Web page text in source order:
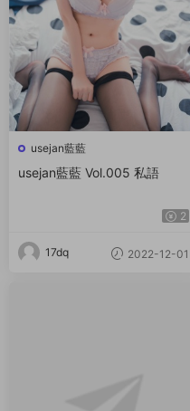
usejan藍藍
usejan藍藍 Vol.005 私語
2
17dq 2022-12-01